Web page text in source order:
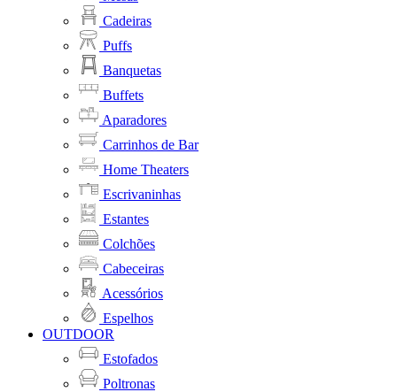
Cadeiras
Puffs
Banquetas
Buffets
Aparadores
Carrinhos de Bar
Home Theaters
Escrivaninhas
Estantes
Colchões
Cabeceiras
Acessórios
Espelhos
OUTDOOR
Estofados
Poltronas